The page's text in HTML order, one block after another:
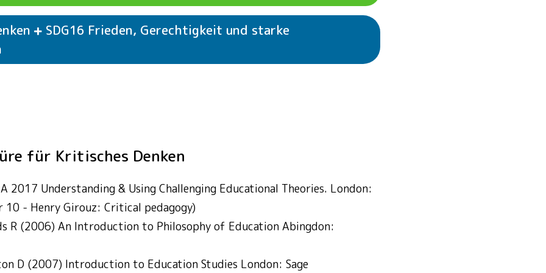
Kritisches Denken SDG13Maßnahmen zum Klimaschutz
SDG16 Frieden, Gerechtigkeit und starke
für Kritisches Denken
2017 Understanding & Using Challenging Educational Theories. London:
10 - Henry Girouz: Critical pedagogy)
R (2006) An Introduction to Philosophy of Education Abingdon:
D (2007) Introduction to Education Studies London: Sage